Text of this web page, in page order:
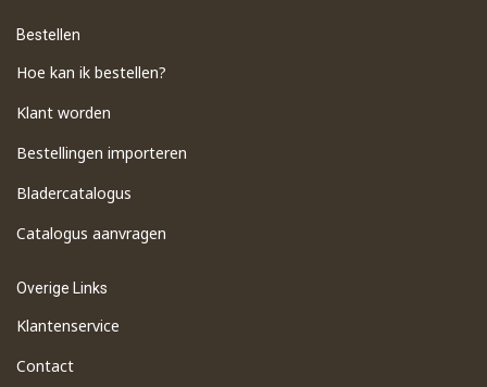
Bestellen
Hoe kan ik bestellen?
Klant worden
Bestellingen importeren
​Bladercatalogus
​Catalogus aanvragen
Overige Links
Klantenservice
Contact